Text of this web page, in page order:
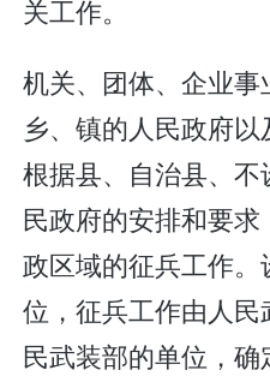
关工作。
机关、团体、企业
乡、镇的人民政府
根据县、自治县、
民政府的安排和要
政区域的征兵工作
位，征兵工作由人
民武装部的单位，